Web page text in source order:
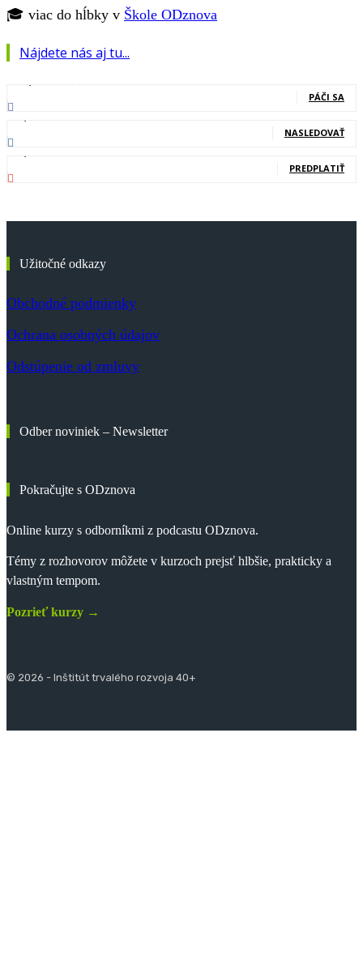
🎓 viac do hĺbky v Škole ODznova
Nájdete nás aj tu...
PÁČI SA
NASLEDOVAŤ
PREDPLATIŤ
Užitočné odkazy
Obchodné podmienky
Ochrana osobných údajov
Odstúpenie od zmluvy
Odber noviniek – Newsletter
Pokračujte s ODznova
Online kurzy s odborníkmi z podcastu ODznova.
Témy z rozhovorov môžete v kurzoch prejsť hlbšie, prakticky a
vlastným tempom.
Pozrieť kurzy →
© 2026 - Inštitút trvalého rozvoja 40+